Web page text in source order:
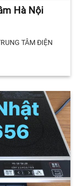
Hà Nội
TÂM ĐIỆN